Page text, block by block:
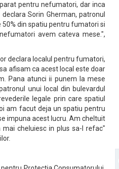
pentru nefumatori, dar inca
Sorin Gherman, patronul
50% din spatiu pentru fumatori si
avem cateva mese.",
declara localul pentru fumatori,
afisam ca acest local este doar
Pana atunci ii punem la mese
unui local din bulevardul
legale prin care spatiul
am facut deja un spatiu pentru
impuna acest lucru. Am cheltuit
cheluiesc in plus sa-l refac"